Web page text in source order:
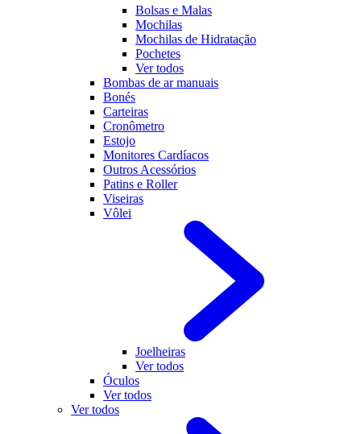
Bolsas e Malas
Mochilas
Mochilas de Hidratação
Pochetes
Ver todos
Bombas de ar manuais
Bonés
Carteiras
Cronômetro
Estojo
Monitores Cardíacos
Outros Acessórios
Patins e Roller
Viseiras
Vôlei
Joelheiras
Ver todos
Óculos
Ver todos
Ver todos